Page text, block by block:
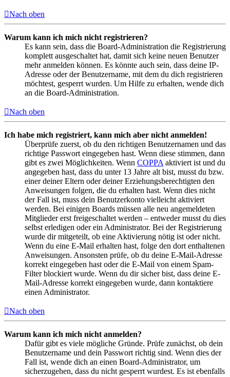
Nach oben
Warum kann ich mich nicht registrieren?
Es kann sein, dass die Board-Administration die Registrierung
komplett ausgeschaltet hat, damit sich keine neuen Benutzer
mehr anmelden können. Es könnte auch sein, dass deine IP-
Adresse oder der Benutzername, mit dem du dich registrieren
möchtest, gesperrt wurden. Um Hilfe zu erhalten, wende dich
an die Board-Administration.
Nach oben
Ich habe mich registriert, kann mich aber nicht anmelden!
Überprüfe zuerst, ob du den richtigen Benutzernamen und das
richtige Passwort eingegeben hast. Wenn diese stimmen, dann
gibt es zwei Möglichkeiten. Wenn COPPA aktiviert ist und du
angegeben hast, dass du unter 13 Jahre alt bist, musst du bzw.
einer deiner Eltern oder deiner Erziehungsberechtigten den
Anweisungen folgen, die du erhalten hast. Wenn dies nicht
der Fall ist, muss dein Benutzerkonto vielleicht aktiviert
werden. Bei einigen Boards müssen alle neu angemeldeten
Mitglieder erst freigeschaltet werden – entweder musst du dies
selbst erledigen oder ein Administrator. Bei der Registrierung
wurde dir mitgeteilt, ob eine Aktivierung nötig ist oder nicht.
Wenn du eine E-Mail erhalten hast, folge den dort enthaltenen
Anweisungen. Ansonsten prüfe, ob du deine E-Mail-Adresse
korrekt eingegeben hast oder die E-Mail von einem Spam-
Filter blockiert wurde. Wenn du dir sicher bist, dass deine E-
Mail-Adresse korrekt eingegeben wurde, dann kontaktiere
einen Administrator.
Nach oben
Warum kann ich mich nicht anmelden?
Dafür gibt es viele mögliche Gründe. Prüfe zunächst, ob dein
Benutzername und dein Passwort richtig sind. Wenn dies der
Fall ist, wende dich an einen Board-Administrator, um
sicherzugehen, dass du nicht gesperrt wurdest. Es ist ebenfalls